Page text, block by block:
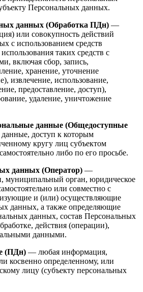
Персональных данных.
данных (Обработка ПДн) —
или совокупность действий
с использованием средств
таких средств с
включая сбор, запись,
хранение, уточнение
извлечение, использование,
предоставление, доступ),
удаление, уничтожение
данные (Общедоступные
доступ к которым
кругу лиц субъектом
либо по его просьбе.
данных (Оператор) —
муниципальный орган, юридическое
или совместно с
и (или) осуществляющие
данных, а также определяющие
данных, состав Персональных
действия (операции),
данными.
(ПДн) — любая информация,
косвенно определенному, или
лицу (субъекту персональных